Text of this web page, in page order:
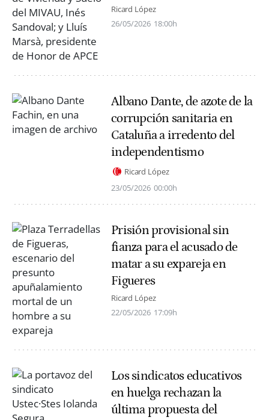
Ricard López
26/05/2026 18:00h
Albano Dante, de azote de la
corrupción sanitaria en
Cataluña a irredento del
independentismo
Ricard López
23/05/2026 00:00h
Prisión provisional sin
fianza para el acusado de
matar a su expareja en
Figueres
Ricard López
22/05/2026 17:09h
Los sindicatos educativos
en huelga rechazan la
última propuesta del